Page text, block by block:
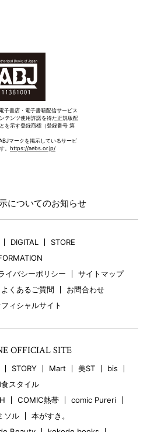
子書店・電子書籍配信サービス
テンツ使用許諾を得た正規版配
を示す登録商標（登録番号 第
マークを掲示しているサービ
。 https://aebs.or.jp/
についてのお知らせ
DIGITAL
STORE
イバシーポリシー
サイトマップ
よくあるご質問
お問合わせ
ィシャルサイト
OFFICIAL SITE
STORY Mart 美ST
bis
スタイル
COMIC熱帯
comic Pureri
ソル
本がすき。